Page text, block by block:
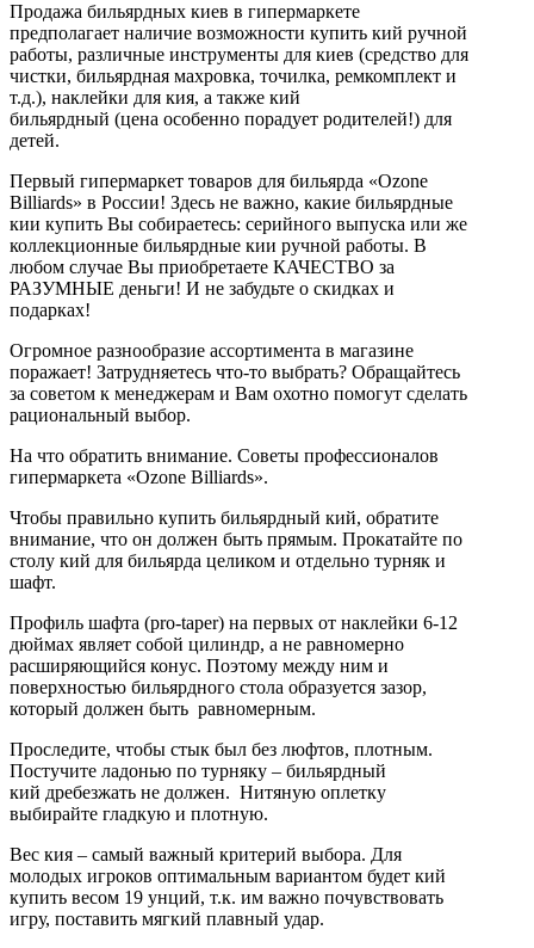
Продажа бильярдных киев в гипермаркете
предполагает наличие возможности купить кий ручной
работы, различные инструменты для киев (средство для
чистки, бильярдная махровка, точилка, ремкомплект и
т.д.), наклейки для кия, а также кий
бильярдный (цена особенно порадует родителей!) для
детей.
Первый гипермаркет товаров для бильярда «Ozone
Billiards» в России! Здесь не важно, какие бильярдные
кии купить Вы собираетесь: серийного выпуска или же
коллекционные бильярдные кии ручной работы. В
любом случае Вы приобретаете КАЧЕСТВО за
РАЗУМНЫЕ деньги! И не забудьте о скидках и
подарках!
Огромное разнообразие ассортимента в магазине
поражает! Затрудняетесь что-то выбрать? Обращайтесь
за советом к менеджерам и Вам охотно помогут сделать
рациональный выбор.
На что обратить внимание. Советы профессионалов
гипермаркета «Ozone Billiards».
Чтобы правильно купить бильярдный кий, обратите
внимание, что он должен быть прямым. Прокатайте по
столу кий для бильярда целиком и отдельно турняк и
шафт.
Профиль шафта (pro-taper) на первых от наклейки 6-12
дюймах являет собой цилиндр, а не равномерно
расширяющийся конус. Поэтому между ним и
поверхностью бильярдного стола образуется зазор,
который должен быть равномерным.
Проследите, чтобы стык был без люфтов, плотным.
Постучите ладонью по турняку – бильярдный
кий дребезжать не должен. Нитяную оплетку
выбирайте гладкую и плотную.
Вес кия – самый важный критерий выбора. Для
молодых игроков оптимальным вариантом будет кий
купить весом 19 унций, т.к. им важно почувствовать
игру, поставить мягкий плавный удар.